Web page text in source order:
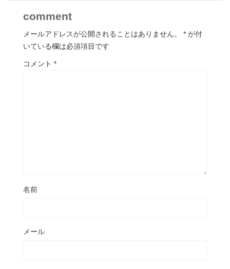
comment
メールアドレスが公開されることはありません。 * が付
いている欄は必須項目です
コメント *
名前
メール